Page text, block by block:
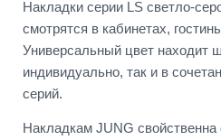
Накладки серии LS светло-
смотрятся в кабинетах,
Универсальный цвет находит
индивидуально, так и в
серий.
Накладкам JUNG